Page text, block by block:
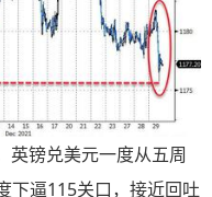
英镑兑美元一度从五周
下逼115关口，接近回吐